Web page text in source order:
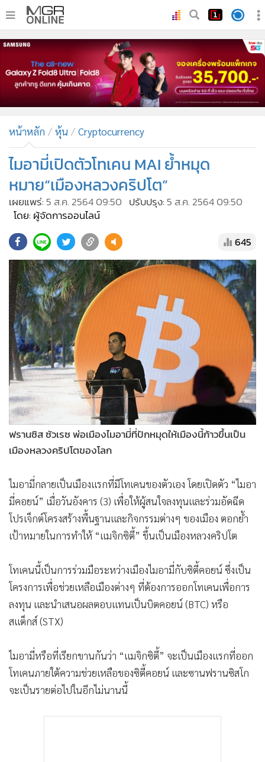
• หน้าหลัก
ทันเหตุการณ์
ภาคใต้
• ภูมิภาค
• บันเทิง
•
ผู้จัดการรายวัน
• คอลัมนิสต์
• ละคร
CbizReview
• ผู้จัดกวน
• Good health & Well-being
• Green Innovation & SD
• Management & HR
• MGR Live
• Infographic
• การเมือง
• ท่องเที่ยว
• กีฬา
• ต่างประเทศ
• Special Scoop
• เศรษฐกิจ-ธุรกิจ
• ชุมชน-คุณภาพชีวิต
• อาชญากรรม
• Motoring
• เกม
วิทยาศาสตร์
• SMEs
• หุ้น
อินโดจีน
•
Celeb Online
• Factcheck
• ญี่ปุ่น
หน้าหลัก หุ้น Cryptocurrency
ไมอามี่เปิดตัวโทเคน MAI ย้ำหมุด
หมาย“เมืองหลวงคริปโต”
เผยแพร่:5 ส.ค. 2564 09:50 ปรับปรุง:5 ส.ค. 2564 09:50
โดย: ผู้จัดการออนไลน์
645
ฟรานซิส ซัวเรซ พ่อเมืองไมอามี่ที่ปักหมุดให้เมืองนี้ก้าวขึ้นเป็น
เมืองหลวงคริปโตของโลก
ไมอามี่กลายเป็นเมืองแรกที่มีโทเคนของตัวเอง โดยเปิดตัว “ไมอา
มี่คอยน์” เมื่อวันอังคาร (3) เพื่อให้ผู้สนใจลงทุนและร่วมอัดฉีด
โปรเจ็กต์โครงสร้างพื้นฐานและกิจกรรมต่างๆ ของเมือง ตอกย้ำ
เป้าหมายในการทำให้ “แมจิกซิตี้” ขึ้นเป็นเมืองหลวงคริปโต
โทเคนนี้เป็นการร่วมมือระหว่างเมืองไมอามี่กับซิตี้คอยน์ ซึ่งเป็น
โครงการเพื่อช่วยเหลือเมืองต่างๆ ที่ต้องการออกโทเคนเพื่อการ
ลงทุน และนำเสนอผลตอบแทนเป็นบิตคอยน์ (BTC) หรือ
สแต็กส์ (STX)
ไมอามี่หรือที่เรียกขานกันว่า “แมจิกซิตี้” จะเป็นเมืองแรกที่ออก
โทเคนภายใต้ความช่วยเหลือของซิตี้คอยน์ และซานฟรานซิสโก
จะเป็นรายต่อไปในอีกไม่นานนี้